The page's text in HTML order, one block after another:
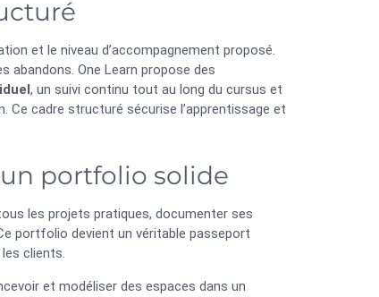
et le niveau d’accompagnement proposé.
abandons. One Learn propose des
, un suivi continu tout au long du cursus et
cadre structuré sécurise l’apprentissage et
portfolio solide
les projets pratiques, documenter ses
portfolio devient un véritable passeport
clients.
et modéliser des espaces dans un